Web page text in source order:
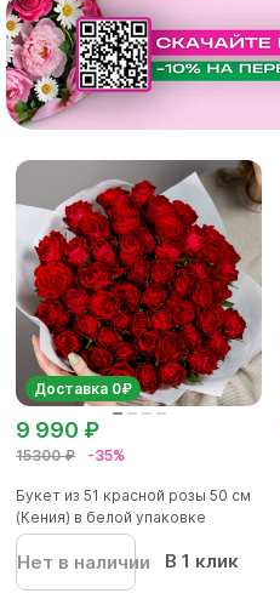
Доставка 0₽
15300 ₽ -35%
9 990 ₽
Букет из 51 красной розы 50 см
(Кения) в белой упаковке
Нет в наличии В 1 клик